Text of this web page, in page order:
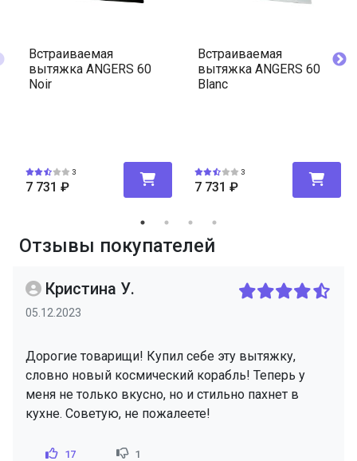
Встраиваемая
вытяжка ANGERS 60
Noir
3
7 731 ₽
Встраиваемая
вытяжка ANGERS 60
Blanc
3
7 731 ₽
Отзывы покупателей
Кристина У.
05.12.2023
Дорогие товарищи! Купил себе эту вытяжку,
словно новый космический корабль! Теперь у
меня не только вкусно, но и стильно пахнет в
кухне. Советую, не пожалеете!
17 1